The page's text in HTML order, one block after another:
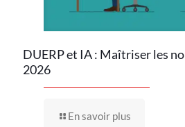
DUERP et IA : Maîtriser les
2026
En savoir plus